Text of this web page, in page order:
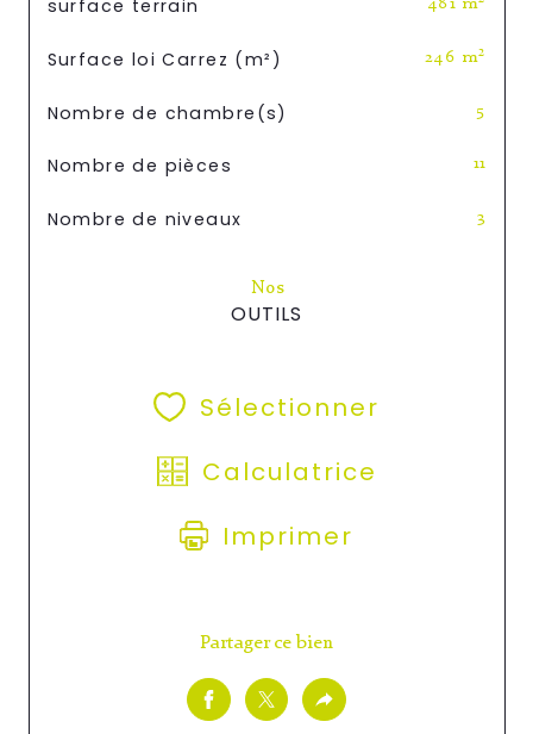
surface terrain 481 m²
Surface loi Carrez (m²) 246 m²
Nombre de chambre(s) 5
Nombre de pièces 11
Nombre de niveaux 3
Nos
OUTILS
Sélectionner
Calculatrice
Imprimer
Partager ce bien